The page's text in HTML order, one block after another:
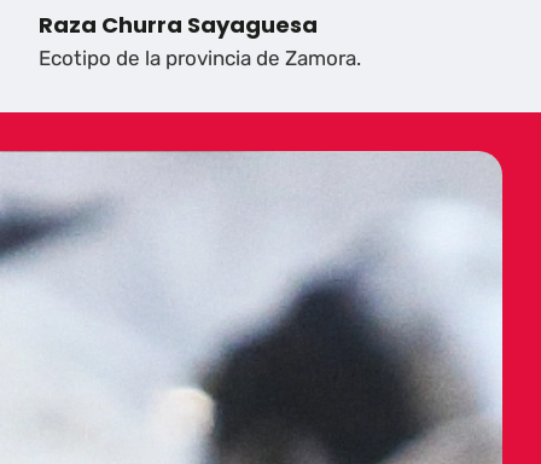
Raza Churra Sayaguesa
Ecotipo de la provincia de Zamora.